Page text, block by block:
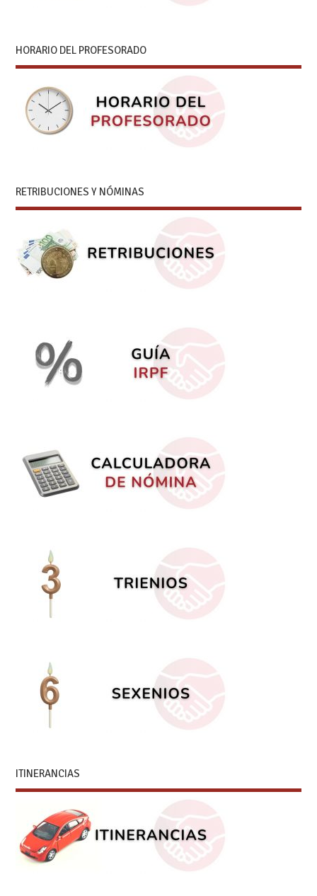
HORARIO DEL PROFESORADO
RETRIBUCIONES Y NÓMINAS
ITINERANCIAS